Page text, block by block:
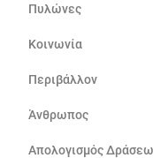
Πυλώνες
Κοινωνία
Περιβάλλον
Άνθρωπος
Απολογισμός